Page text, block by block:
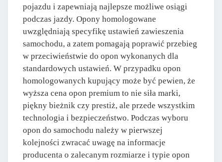
pojazdu i zapewniają najlepsze możliwe osiągi
podczas jazdy. Opony homologowane
uwzględniają specyfikę ustawień zawieszenia
samochodu, a zatem pomagają poprawić przebieg
w przeciwieństwie do opon wykonanych dla
standardowych ustawień. W przypadku opon
homologowanych kupujący może być pewien, że
wyższa cena opon premium to nie siła marki,
piękny bieżnik czy prestiż, ale przede wszystkim
technologia i bezpieczeństwo. Podczas wyboru
opon do samochodu należy w pierwszej
kolejności zwracać uwagę na informacje
producenta o zalecanym rozmiarze i typie opon